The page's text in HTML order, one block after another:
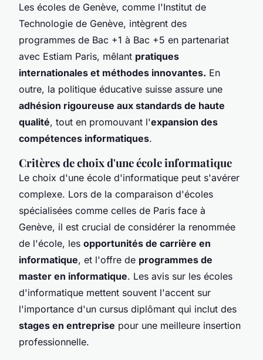
Les écoles de Genève, comme l'Institut de
Technologie de Genève, intègrent des
programmes de Bac +1 à Bac +5 en partenariat
avec Estiam Paris, mêlant pratiques
internationales et méthodes innovantes. En
outre, la politique éducative suisse assure une
adhésion rigoureuse aux standards de haute
qualité, tout en promouvant l'expansion des
compétences informatiques.
Critères de choix d'une école informatique
Le choix d'une école d'informatique peut s'avérer
complexe. Lors de la comparaison d'écoles
spécialisées comme celles de Paris face à
Genève, il est crucial de considérer la renommée
de l'école, les opportunités de carrière en
informatique, et l'offre de programmes de
master en informatique. Les avis sur les écoles
d'informatique mettent souvent l'accent sur
l'importance d'un cursus diplômant qui inclut des
stages en entreprise pour une meilleure insertion
professionnelle.